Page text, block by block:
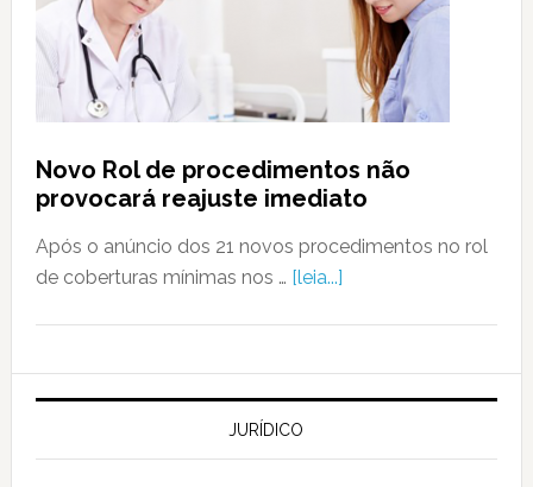
Novo Rol de procedimentos não
provocará reajuste imediato
Após o anúncio dos 21 novos procedimentos no rol
de coberturas mínimas nos … [leia...]
JURÍDICO